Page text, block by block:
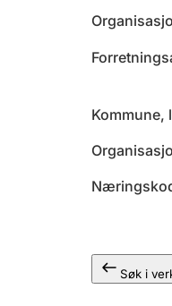
Kommune,
Søk i